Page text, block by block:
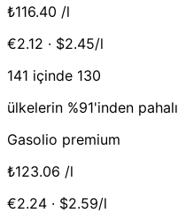
₺116.40 /l
€2.12 · $2.45/l
141 içinde 130
ülkelerin %91'inden pahalı
Gasolio premium
₺123.06 /l
€2.24 · $2.59/l